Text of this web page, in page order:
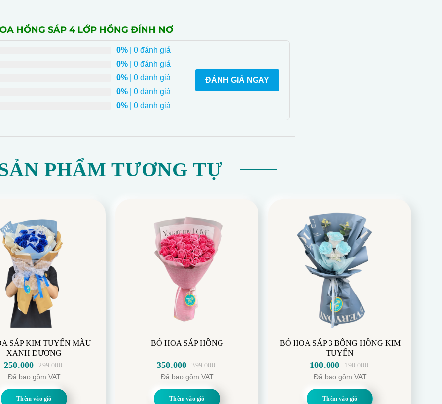
HỒNG SÁP 4 LỚP HỒNG ĐÍNH NƠ
0%| 0 đánh giá
0%| 0 đánh giá
0%| 0 đánh giá
0%| 0 đánh giá
0%| 0 đánh giá
ĐÁNH GIÁ NGAY
PHẨM TƯƠNG TỰ
SÁP KIM TUYẾN MÀU
XANH DƯƠNG
299.000
là:
250.000
tại
Đã bao gồm VAT
Thêm vào giỏ
BÓ HOA SÁP HỒNG
399.000
là:
350.000
tại
Đã bao gồm VAT
Thêm vào giỏ
BÓ HOA SÁP 3 BÔNG HỒNG KIM
TUYẾN
190.000
là:
100.000
tại
Đã bao gồm VAT
Thêm vào giỏ